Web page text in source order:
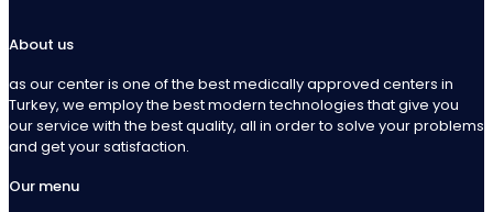
About us
as our center is one of the best medically approved centers in
Turkey, we employ the best modern technologies that give you
our service with the best quality, all in order to solve your problems
and get your satisfaction.
Our menu